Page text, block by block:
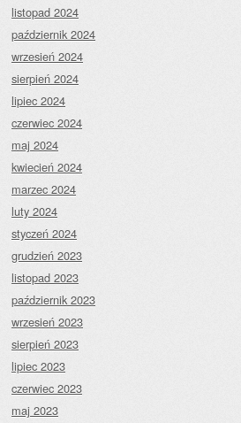
listopad 2024
październik 2024
wrzesień 2024
sierpień 2024
lipiec 2024
czerwiec 2024
maj 2024
kwiecień 2024
marzec 2024
luty 2024
styczeń 2024
grudzień 2023
listopad 2023
październik 2023
wrzesień 2023
sierpień 2023
lipiec 2023
czerwiec 2023
maj 2023